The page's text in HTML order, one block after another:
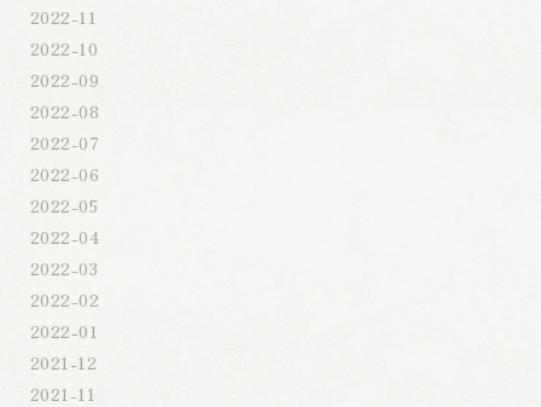
2022-11
2022-10
2022-09
2022-08
2022-07
2022-06
2022-05
2022-04
2022-03
2022-02
2022-01
2021-12
2021-11